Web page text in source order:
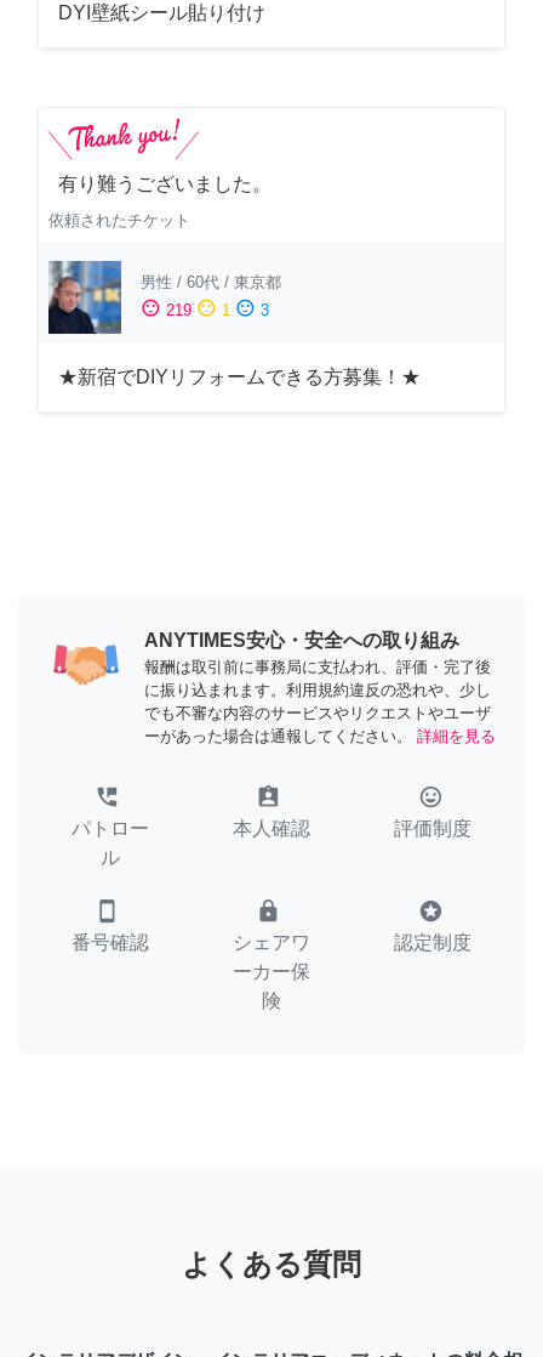
DYI壁紙シール貼り付け
有り難うございました。
依頼されたチケット
男性 / 60代 / 東京都
sentiment_satisfied 219 sentiment_neutral 1 sentiment_dissatisfied 3
★新宿でDIYリフォームできる方募集！★
ANYTIMES安心・安全への取り組み
報酬は取引前に事務局に支払われ、評価・完了後
に振り込まれます。利用規約違反の恐れや、少し
でも不審な内容のサービスやリクエストやユーザ
ーがあった場合は通報してください。
詳細を見る
perm_phone_msg
パトロー
ル
assignment_ind
本人確認
tag_faces
評価制度
smartphone
番号確認
lock
シェアワ
ーカー保
険
stars
認定制度
よくある質問